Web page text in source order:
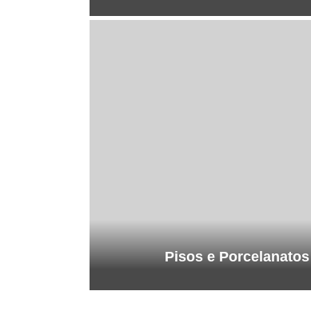
Pisos e Porcelanatos